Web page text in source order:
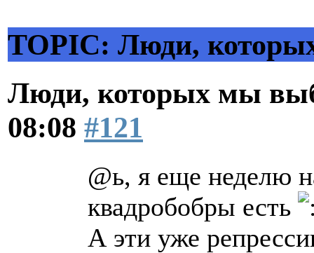
TOPIC: Люди,
Люди, которых мы
08:08 #121
@ь, я еще неделю
квадробобры есть
А эти уже